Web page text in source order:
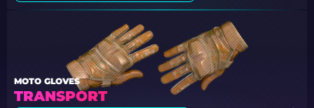
TRANSPORT
MOTO GLOVES